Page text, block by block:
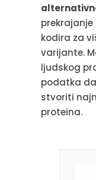
kodira za
varijante.
ljudskog
podatka
stvoriti
proteina.